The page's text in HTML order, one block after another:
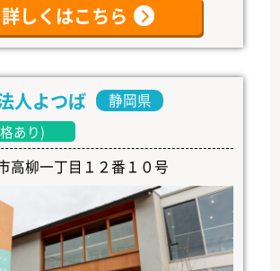
詳しくはこちら
人よつば 静岡県
あり)
高柳一丁目１２番１０号